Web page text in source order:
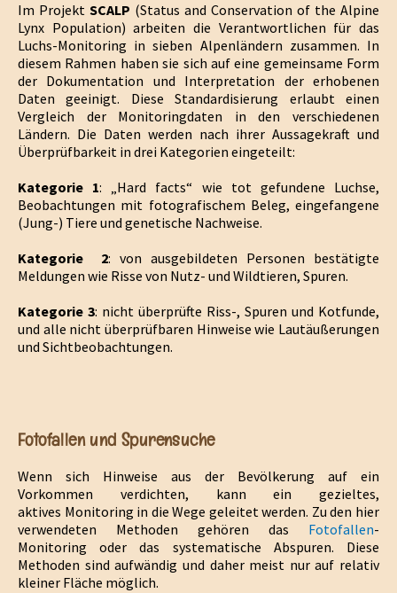
Im Projekt SCALP (Status and Conservation of the Alpine
Lynx Population) arbeiten die Verantwortlichen für das
Luchs-Monitoring in sieben Alpenländern zusammen. In
diesem Rahmen haben sie sich auf eine gemeinsame Form
der Dokumentation und Interpretation der erhobenen
Daten geeinigt. Diese Standardisierung erlaubt einen
Vergleich der Monitoringdaten in den verschiedenen
Ländern. Die Daten werden nach ihrer Aussagekraft und
Überprüfbarkeit in drei Kategorien eingeteilt:
Kategorie 1: „Hard facts“ wie tot gefundene Luchse,
Beobachtungen mit fotografischem Beleg, eingefangene
(Jung-) Tiere und genetische Nachweise.
Kategorie 2: von ausgebildeten Personen bestätigte
Meldungen wie Risse von Nutz- und Wildtieren, Spuren.
Kategorie 3: nicht überprüfte Riss-, Spuren und Kotfunde,
und alle nicht überprüfbaren Hinweise wie Lautäußerungen
und Sichtbeobachtungen.
Fotofallen und Spurensuche
Wenn sich Hinweise aus der Bevölkerung auf ein
Vorkommen verdichten, kann ein gezieltes,
aktives Monitoring in die Wege geleitet werden. Zu den hier
verwendeten Methoden gehören das Fotofallen-
Monitoring oder das systematische Abspuren. Diese
Methoden sind aufwändig und daher meist nur auf relativ
kleiner Fläche möglich.